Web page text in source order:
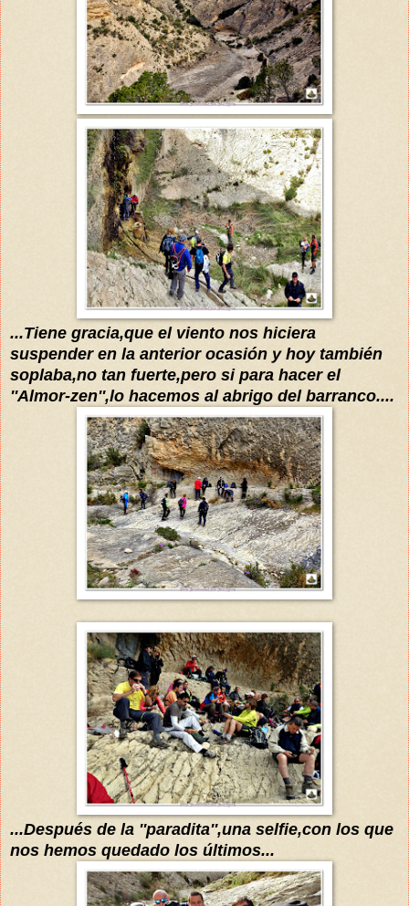
...Tiene gracia,que el viento nos hiciera
suspender en la anterior ocasión y hoy también
soplaba,no tan fuerte,pero si para hacer el
''Almor-zen'',lo hacemos al abrigo del barranco....
...Después de la ''paradita'',una selfie,con los que
nos hemos quedado los últimos...